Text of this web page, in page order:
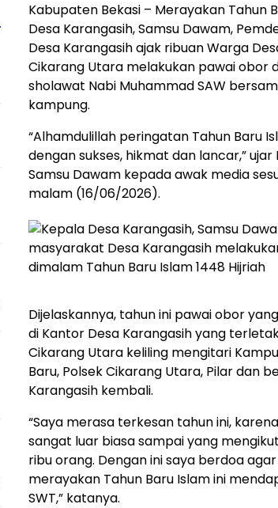
Kabupaten Bekasi – Merayakan Tahun
Desa Karangasih, Samsu Dawam,
Desa Karangasih ajak ribuan Warga
Cikarang Utara melakukan pawai obor
sholawat Nabi Muhammad SAW
kampung.
“Alhamdulillah peringatan Tahun Baru
dengan sukses, hikmat dan lancar,”
Samsu Dawam kepada awak media
malam (16/06/2026).
Dijelaskannya, tahun ini pawai obor
di Kantor Desa Karangasih yang
Cikarang Utara keliling mengitari
Baru, Polsek Cikarang Utara, Pilar dan
Karangasih kembali.
“Saya merasa terkesan tahun ini,
sangat luar biasa sampai yang
ribu orang. Dengan ini saya berdoa
merayakan Tahun Baru Islam ini
SWT,” katanya.